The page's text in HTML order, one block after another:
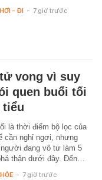
- ĐI - 7 giờ trước
vong vì suy
quen buổi tối
tiểu
là thời điểm bộ lọc của
cần nghỉ ngơi, nhưng
người đang vô tư làm 5
thận dưới đây. Đến…
- 7 giờ trước